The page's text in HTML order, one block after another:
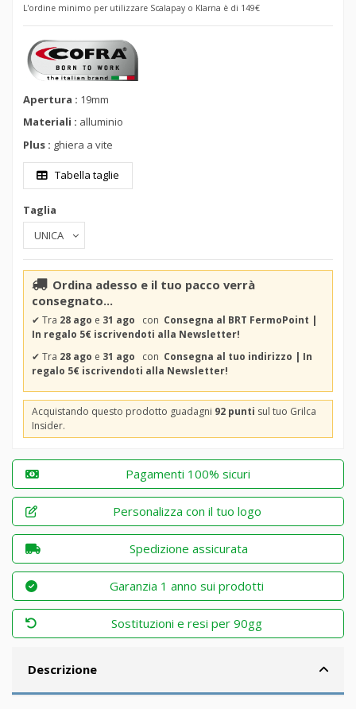
L'ordine minimo per utilizzare Scalapay o Klarna è di 149€
Apertura : 19mm
Materiali : alluminio
Plus : ghiera a vite
Tabella taglie
Taglia
Ordina adesso e il tuo pacco verrà
consegnato...
✔ Tra 28 ago e 31 ago con Consegna al BRT FermoPoint |
In regalo 5€ iscrivendoti alla Newsletter!
✔ Tra 28 ago e 31 ago con Consegna al tuo indirizzo | In
regalo 5€ iscrivendoti alla Newsletter!
Acquistando questo prodotto guadagni 92 punti sul tuo Grilca
Insider.
Pagamenti 100% sicuri
Personalizza con il tuo logo
Spedizione assicurata
Garanzia 1 anno sui prodotti
Sostituzioni e resi per 90gg
Descrizione